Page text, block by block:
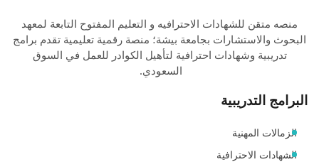
منصه متقن للشهادات الاحترافيه و التعليم المفتوح التابعة لمعهد
البحوث والاستشارات بجامعة بيشة؛ منصة رقمية تعليمية تقدم برامج
تدريبية وشهادات احترافية لتأهيل الكوادر للعمل في السوق
السعودي.
البرامج التدريبية
الزمالات المهنية
الشهادات الاحترافية